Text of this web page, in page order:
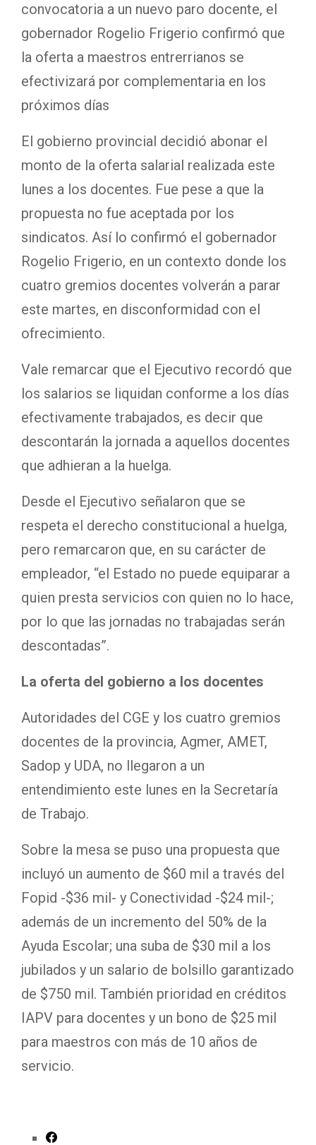
convocatoria a un nuevo paro docente, el
gobernador Rogelio Frigerio confirmó que
la oferta a maestros entrerrianos se
efectivizará por complementaria en los
próximos días
El gobierno provincial decidió abonar el
monto de la oferta salarial realizada este
lunes a los docentes. Fue pese a que la
propuesta no fue aceptada por los
sindicatos. Así lo confirmó el gobernador
Rogelio Frigerio, en un contexto donde los
cuatro gremios docentes volverán a parar
este martes, en disconformidad con el
ofrecimiento.
Vale remarcar que el Ejecutivo recordó que
los salarios se liquidan conforme a los días
efectivamente trabajados, es decir que
descontarán la jornada a aquellos docentes
que adhieran a la huelga.
Desde el Ejecutivo señalaron que se
respeta el derecho constitucional a huelga,
pero remarcaron que, en su carácter de
empleador, “el Estado no puede equiparar a
quien presta servicios con quien no lo hace,
por lo que las jornadas no trabajadas serán
descontadas”.
La oferta del gobierno a los docentes
Autoridades del CGE y los cuatro gremios
docentes de la provincia, Agmer, AMET,
Sadop y UDA, no llegaron a un
entendimiento este lunes en la Secretaría
de Trabajo.
Sobre la mesa se puso una propuesta que
incluyó un aumento de $60 mil a través del
Fopid -$36 mil- y Conectividad -$24 mil-;
además de un incremento del 50% de la
Ayuda Escolar; una suba de $30 mil a los
jubilados y un salario de bolsillo garantizado
de $750 mil. También prioridad en créditos
IAPV para docentes y un bono de $25 mil
para maestros con más de 10 años de
servicio.